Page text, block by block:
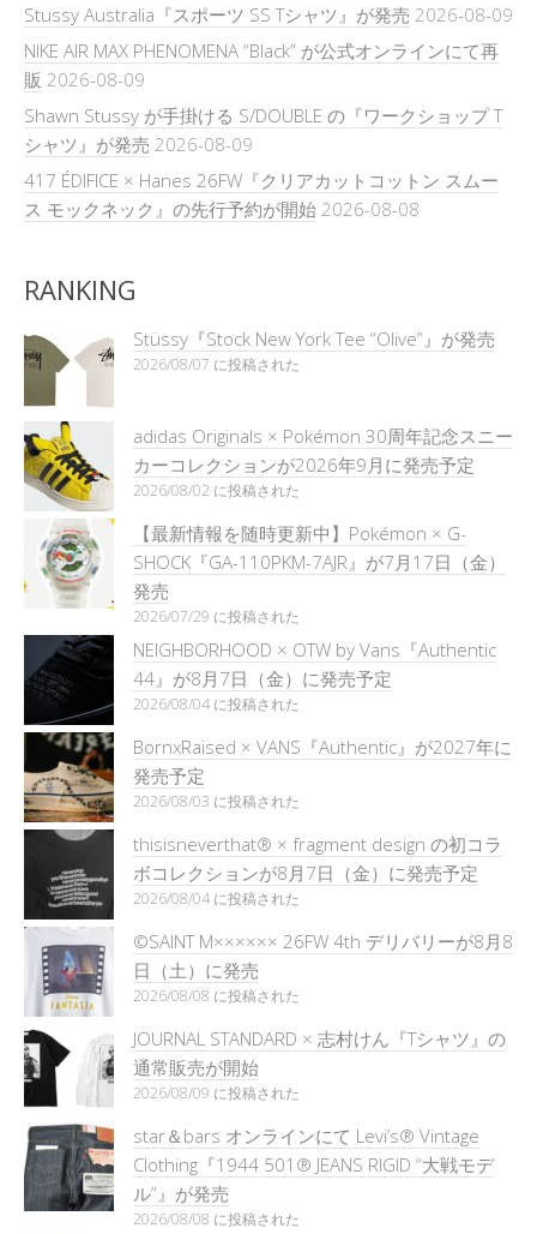
Stussy Australia『スポーツ SS Tシャツ』が発売 2026-08-09
NIKE AIR MAX PHENOMENA “Black” が公式オンラインにて再
販 2026-08-09
Shawn Stussy が手掛ける S/DOUBLE の『ワークショップ T
シャツ』が発売 2026-08-09
417 ÉDIFICE × Hanes 26FW『クリアカットコットン スムー
ス モックネック』の先行予約が開始 2026-08-08
RANKING
Stüssy『Stock New York Tee “Olive”』が発売
2026/08/07 に投稿された
adidas Originals × Pokémon 30周年記念スニー
カーコレクションが2026年9月に発売予定
2026/08/02 に投稿された
【最新情報を随時更新中】Pokémon × G-
SHOCK『GA-110PKM-7AJR』が7月17日（金）
発売
2026/07/29 に投稿された
NEIGHBORHOOD × OTW by Vans『Authentic
44』が8月7日（金）に発売予定
2026/08/04 に投稿された
BornxRaised × VANS『Authentic』が2027年に
発売予定
2026/08/03 に投稿された
thisisneverthat® × fragment design の初コラ
ボコレクションが8月7日（金）に発売予定
2026/08/04 に投稿された
©SAINT M×××××× 26FW 4th デリバリーが8月8
日（土）に発売
2026/08/08 に投稿された
JOURNAL STANDARD × 志村けん『Tシャツ』の
通常販売が開始
2026/08/09 に投稿された
star＆bars オンラインにて Levi’s® Vintage
Clothing『1944 501® JEANS RIGID “大戦モデ
ル”』が発売
2026/08/08 に投稿された